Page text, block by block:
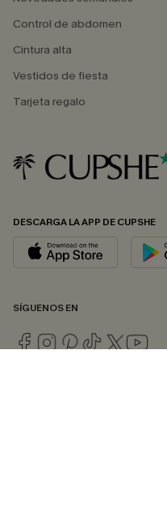
Control de abdomen
Cintura alta
Vestidos de fiesta
Tarjeta regalo
DESCARGA LA APP DE CUPSHE
SÍGUENOS EN